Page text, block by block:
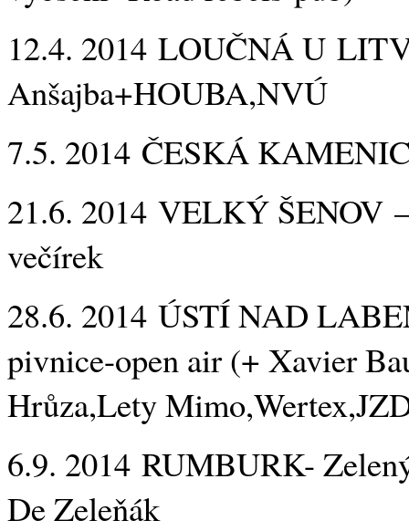
12.4. 2014 LOUČNÁ U
Anšajba+HOUBA,NVÚ
7.5. 2014 ČESKÁ
21.6. 2014 VELKÝ ŠENOV
večírek
28.6. 2014 ÚSTÍ NAD
pivnice-open air (+ Xavier
Hrůza,Lety
6.9. 2014 RUMBURK-
De Zeleňák